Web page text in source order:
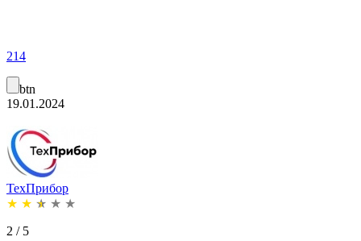
214
btn
19.01.2024
ТехПрибор
★ ★ ★ ★ ★
2 / 5